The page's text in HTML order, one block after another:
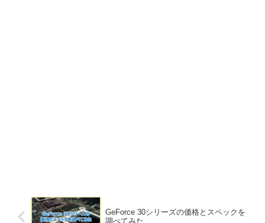
GeForce 30シリーズの価格とスペックを
調べてみた